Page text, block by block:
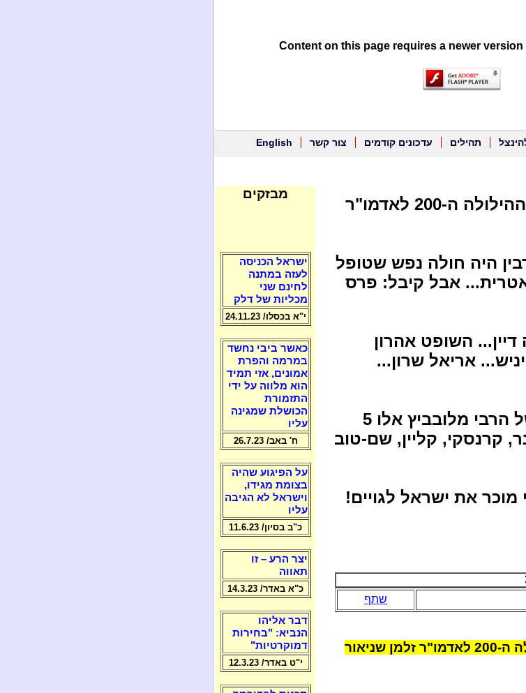
Content on this page requires a newer version
תהילים עדכונים קודמים צור קשר English
* דבר אליהו הנביא לכבוד ההילולה ה-200 לאדמו"ר
היה חולה נפש שטופל
אבל קיבל: פרס
השופט אהרון
אריאל שרון...
* מי שגרם במכוון למותו של הרבי מלובביץ אלו 5
קרנסקי, קליין, שם-טוב
מוכר את ישראל לגויים!
שתף
שניאור
מבזקים
ישראל הכניסה
לעזה במתנה
לחינם שני
מכליות של דלק
י"א בכסלו/ 24.11.23
כאשר ביבי נחשד
במרמה והפרת
אמונים, אזי תמיד
הוא מלווה על ידי
התזמורת
הכושלת שמגינה
עליו
ח' באב/ 26.7.23
על הפיגוע שהיה
בצומת מגידו,
וישראל לא הגיבה
עליו
כ"ב בסיון/ 11.6.23
יצר הרע – זו
תאווה
כ"א באדר/ 14.3.23
דבר אליהו
הנביא: "בחירות
דמוקרטיות"
י"ט באדר/ 12.3.23